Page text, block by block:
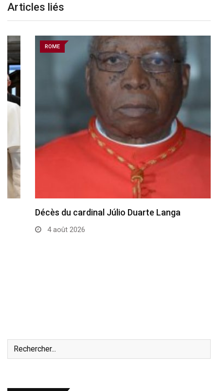
Articles liés
ROME
Décès du cardinal Júlio Duarte Langa
4 août 2026